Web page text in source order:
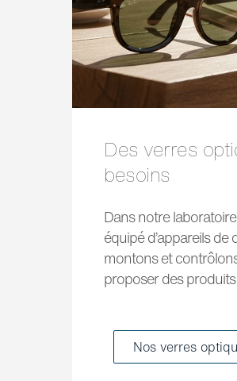
Des verres optiques et solaires pour tous les
besoins
Dans notre
équipé d’appareils
montons et
proposer des
Nos verres